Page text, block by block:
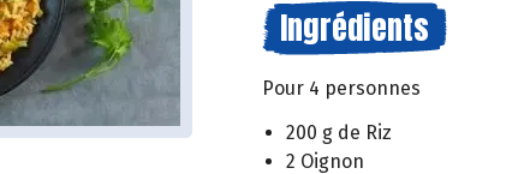
Ingrédients
Pour 4 personnes
200 g de Riz
2 Oignon